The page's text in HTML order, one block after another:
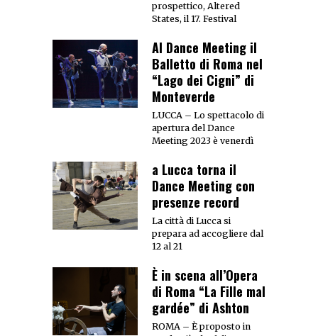
prospettico, Altered
States, il 17. Festival
Al Dance Meeting il
Balletto di Roma nel
“Lago dei Cigni” di
Monteverde
LUCCA – Lo spettacolo di
apertura del Dance
Meeting 2023 è venerdì
a Lucca torna il
Dance Meeting con
presenze record
La città di Lucca si
prepara ad accogliere dal
12 al 21
È in scena all’Opera
di Roma “La Fille mal
gardée” di Ashton
ROMA – È proposto in